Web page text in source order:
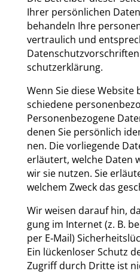
Ihrer per­sön­li­chen
behan­deln Ihre
ver­trau­lich und
schutz­er­klä­rung.
Wenn Sie die­se
schie­de­ne
Per­so­nen­be­zo­ge­ne
denen Sie per­sön­lich
nen. Die vor­lie­gen­de
erläu­tert, wel­che Daten
wir sie nut­zen. Sie
wel­chem Zweck das
Wir wei­sen dar­auf hin,
gung im Inter­net (z. B.
per E‑Mail)
Ein lücken­lo­ser Schutz
Zugriff durch Drit­te ist